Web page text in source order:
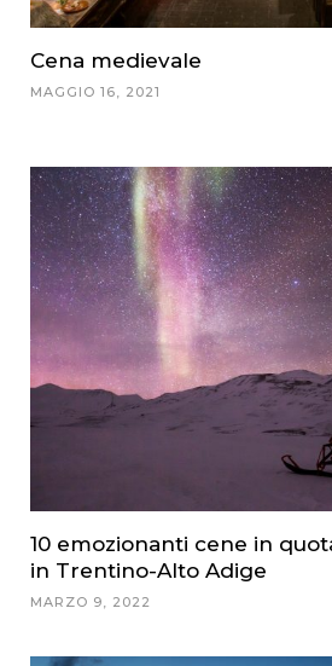
Cena medievale
MAGGIO 16, 2021
10 emozionanti cene in
in Trentino-Alto Adige
MARZO 9, 2022